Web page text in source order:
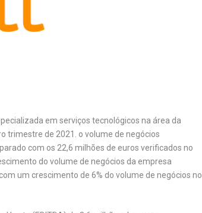
em serviços tecnológicos na área da
trimestre de 2021. o volume de negócios
com os 22,6 milhões de euros verificados no
do volume de negócios da empresa
um crescimento de 6% do volume de negócios no